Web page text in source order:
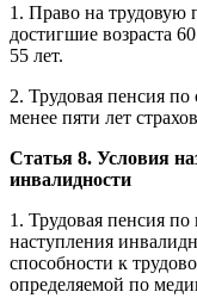
1. Право на
достигшие возраста
55 лет.
2. Трудовая пенсия по
менее пяти лет
Статья 8. Условия
инвалидности
1. Трудовая пенсия по
наступления
способности к
определяемой по